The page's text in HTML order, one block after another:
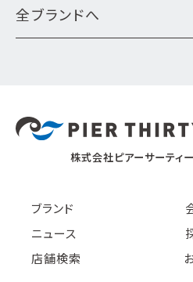
全ブランドへ
株式会社ピアーサーティー
ブランド
ニュース
店舗検索